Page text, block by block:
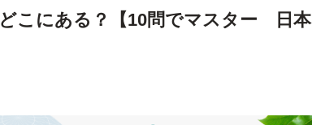
こにある？【10問でマスター 日本